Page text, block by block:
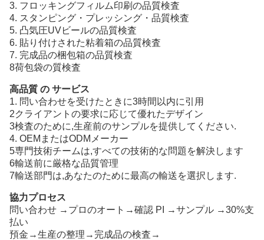
3. フロッキングフィルム印刷の品質検査
4. スタンピング・プレッシング・品質検査
5. 凸気圧UVビールの品質検査
6. 貼り付けされた粘着箱の品質検査
7. 完成品の梱包箱の品質検査
8荷包袋の質検査
高品質 の サービス
1. 問い合わせを受けたときに3時間以内に引用
2クライアントの要求に応じて優れたデザイン
3検査のために,生産前のサンプルを提供してください.
4. OEMまたはODMメーカー
5専門技術チームは,すべての技術的な問題を解決します
6輸送前に厳格な品質管理
7輸送部門は,あなたのために最高の輸送を選択します.
協力プロセス
問い合わせ →プロのオート→確認 PI →サンプル →30%支
払い
預金→生産の整理→完成品の検査→